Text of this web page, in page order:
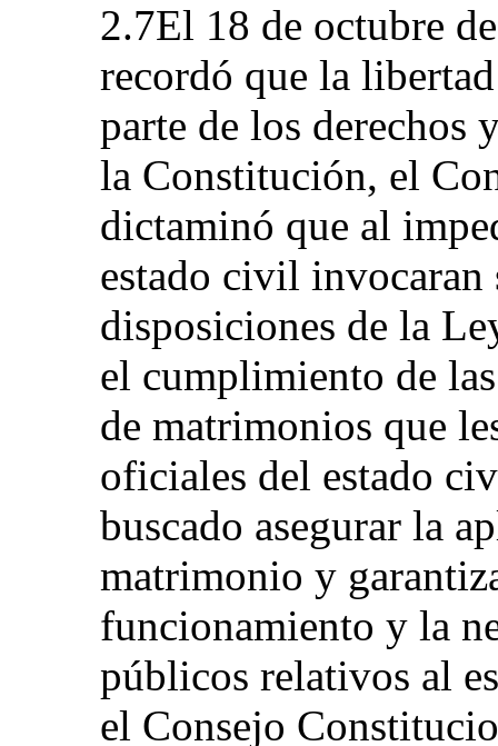
2.7El 18 de octubre
recordó que la
parte de los derechos
la Constitución, el
dictaminó que al
estado civil invocaran
disposiciones de la
el cumplimiento de
de matrimonios que
oficiales del estado
buscado asegurar la
matrimonio y
funcionamiento y la
públicos relativos al
el Consejo